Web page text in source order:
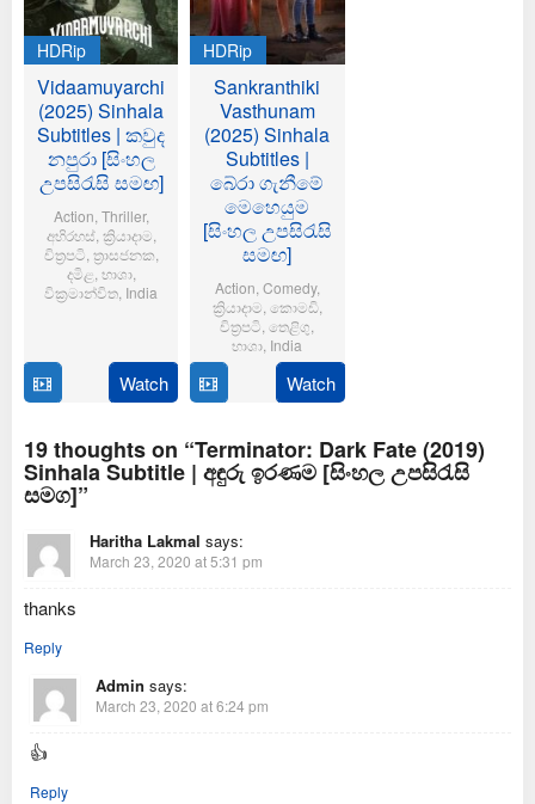
HDRip
Vidaamuyarchi
(2025) Sinhala
Subtitles | කවුද
නපුරා [සිංහල
උපසිරැසි සමඟ]
Action Thriller,
අභිරහස්, ක්‍රියාදාම
චිත්‍රපටි ත්‍රාසජනක
දමිළ භාශා,
වික්‍රමාන්විත India
Feb
2025
Thirumeni
Watch
HDRip
Sankranthiki
Vasthunam
(2025) Sinhala
Subtitles |
බේරා ගැනීමේ
මෙහෙයුම
[සිංහල උපසිරැසි
සමඟ]
Action Comedy,
ක්‍රියාදාම කොමඩි,
චිත්‍රපටි ,තෙළිගු
භාශා India
Jan
Anil
Ravipudi
Watch
19 thoughts on “Terminator: Dark Fate (2019)
Sinhala Subtitle | අඳුරු ඉරණම [සිංහල උපසිරැසි
සමග]”
Haritha Lakmal says:
March 23, 2020 at 5:31 pm
thanks
Reply
Admin says:
March 23, 2020 at 6:24 pm
👍
Reply